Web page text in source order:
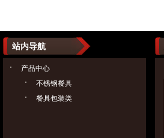
站内导航
产品中心
不锈钢餐具
餐具包装类